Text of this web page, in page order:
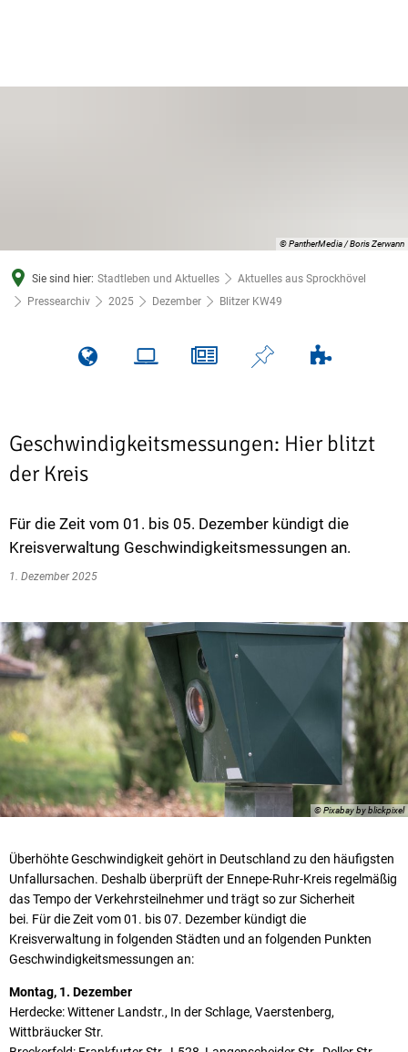
© PantherMedia / Boris Zerwann
Sie sind hier: Stadtleben und Aktuelles
Aktuelles aus Sprockhövel
Pressearchiv
2025 Dezember Blitzer KW49
Geschwindigkeitsmessungen: Hier blitzt
der Kreis
Für die Zeit vom 01. bis 05. Dezember kündigt die
Kreisverwaltung Geschwindigkeitsmessungen an.
1. Dezember 2025
© Pixabay by blickpixel
Überhöhte Geschwindigkeit gehört in Deutschland zu den häufigsten
Unfallursachen. Deshalb überprüft der Ennepe-Ruhr-Kreis regelmäßig
das Tempo der Verkehrsteilnehmer und trägt so zur Sicherheit
bei. Für die Zeit vom 01. bis 07. Dezember kündigt die
Kreisverwaltung in folgenden Städten und an folgenden Punkten
Geschwindigkeitsmessungen an:
Montag, 1. Dezember
Herdecke: Wittener Landstr., In der Schlage, Vaerstenberg,
Wittbräucker Str.